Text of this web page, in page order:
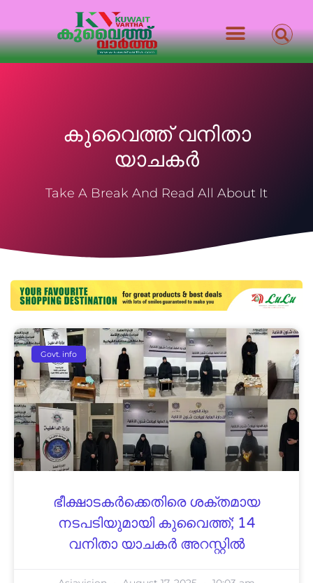
കുവൈത്ത് വനിതാ
യാചകർ
Take A Break And Read All About It
Govt. info
ഭീക്ഷാടകർക്കെതിരെ ശക്തമായ
നടപടിയുമായി കുവൈത്ത്; 14
വനിതാ യാചകർ അറസ്റ്റിൽ